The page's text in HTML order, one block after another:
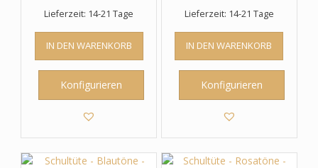
Lieferzeit: 14-21 Tage
IN DEN WARENKORB
Konfigurieren
Lieferzeit: 14-21 Tage
IN DEN WARENKORB
Konfigurieren